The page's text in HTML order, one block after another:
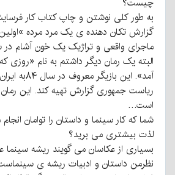
به طور کلی نوشتن و چاپ کتاب کار
گزارش تکان دهنده ی یک مرد مرده
ماجرای واقعی و تراژیک یک خون آشام در
البته یک رمان دیگر داشتم به نام «روزی
آمد». این
ریاست جمهوری گزارش تهیه کند. این
است…
شما که کار سینما و داستان را توامان
لذت بیشتری می برید؟
بسیاری از عکاسان می گویند ریشه
نظرمن داستان و ادبیات ریشه ی